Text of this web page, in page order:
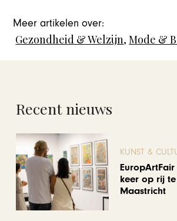
Meer artikelen over:
Gezondheid & Welzijn,Mode &
Recent nieuws
KUNST &
keer op rij
Maastricht